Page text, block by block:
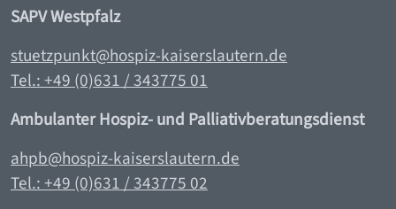
SAPV Westpfalz
stuetzpunkt@hospiz-kaiserslautern.de
Tel.: +49 (0)631 / 343775 01
Ambulanter Hospiz- und Palliativberatungsdienst
ahpb@hospiz-kaiserslautern.de
Tel.: +49 (0)631 / 343775 02